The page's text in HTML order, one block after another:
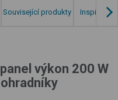
Související produkty Inspirace
výkon 200 W